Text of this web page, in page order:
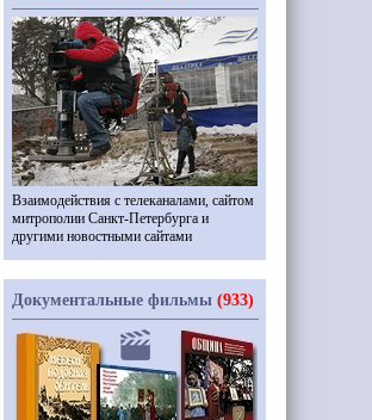
Взаимодействия с телеканалами, сайтом
митрополии Санкт-Петербурга и
другими новостными сайтами
Документальные фильмы (933)